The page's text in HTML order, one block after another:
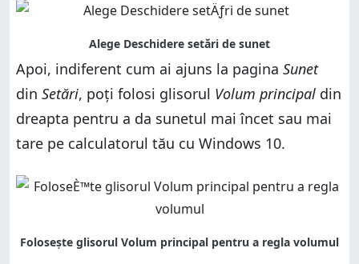
Apoi, indiferent cum ai ajuns la pagina Sunet
din Setări, poți folosi glisorul Volum principal din
dreapta pentru a da sunetul mai încet sau mai
tare pe calculatorul tău cu Windows 10.